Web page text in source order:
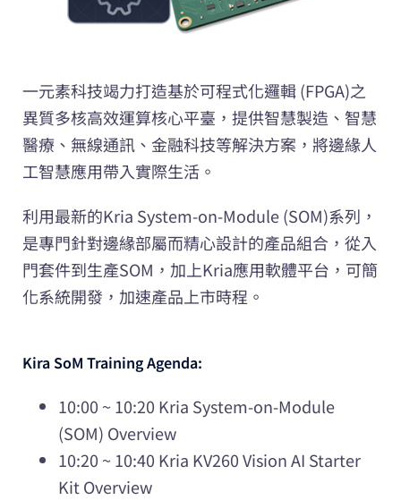
一元素科技竭力打造基於可程式化邏輯 (FPGA)之
異質多核高效運算核心平臺，提供智慧製造、智慧
醫療、無線通訊、金融科技等解決方案，將邊緣人
工智慧應用帶入實際生活。
利用最新的Kria System-on-Module (SOM)系列，
是專門針對邊緣部屬而精心設計的產品組合，從入
門套件到生產SOM，加上Kria應用軟體平台，可簡
化系統開發，加速產品上市時程。
Kira SoM Training Agenda:
10:00 ~ 10:20 Kria System-on-Module
(SOM) Overview
10:20 ~ 10:40 Kria KV260 Vision AI Starter
Kit Overview